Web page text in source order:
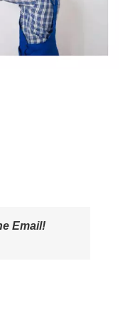
Email!